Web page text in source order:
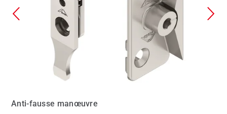
Anti-fausse manœuvre